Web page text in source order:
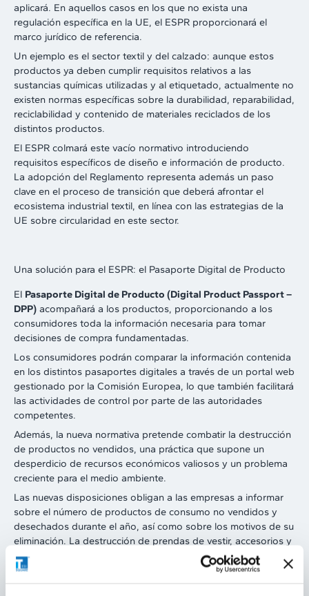
aplicará. En aquellos casos en los que no exista una
regulación específica en la UE, el ESPR proporcionará el
marco jurídico de referencia.
Un ejemplo es el sector textil y del calzado: aunque estos
productos ya deben cumplir requisitos relativos a las
sustancias químicas utilizadas y al etiquetado, actualmente no
existen normas específicas sobre la durabilidad, reparabilidad,
reciclabilidad y contenido de materiales reciclados de los
distintos productos.
El ESPR colmará este vacío normativo introduciendo
requisitos específicos de diseño e información de producto.
La adopción del Reglamento representa además un paso
clave en el proceso de transición que deberá afrontar el
ecosistema industrial textil, en línea con las estrategias de la
UE sobre circularidad en este sector.
Una solución para el ESPR: el Pasaporte Digital de Producto
El Pasaporte Digital de Producto (Digital Product Passport –
DPP) acompañará a los productos, proporcionando a los
consumidores toda la información necesaria para tomar
decisiones de compra fundamentadas.
Los consumidores podrán comparar la información contenida
en los distintos pasaportes digitales a través de un portal web
gestionado por la Comisión Europea, lo que también facilitará
las actividades de control por parte de las autoridades
competentes.
Además, la nueva normativa pretende combatir la destrucción
de productos no vendidos, una práctica que supone un
desperdicio de recursos económicos valiosos y un problema
creciente para el medio ambiente.
Las nuevas disposiciones obligan a las empresas a informar
sobre el número de productos de consumo no vendidos y
desechados durante el año, así como sobre los motivos de su
eliminación. La destrucción de prendas de vestir, accesorios y
calzado no vendidos quedará prohibida dos años después de
la entrada en vigor del Reglamento, y esta prohibición podrá